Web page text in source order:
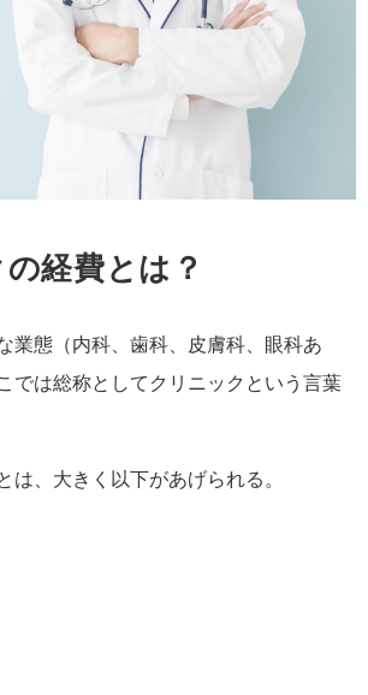
経費とは？
業態（内科、歯科、皮膚科、眼科あ
では総称としてクリニックという言葉
は、大きく以下があげられる。